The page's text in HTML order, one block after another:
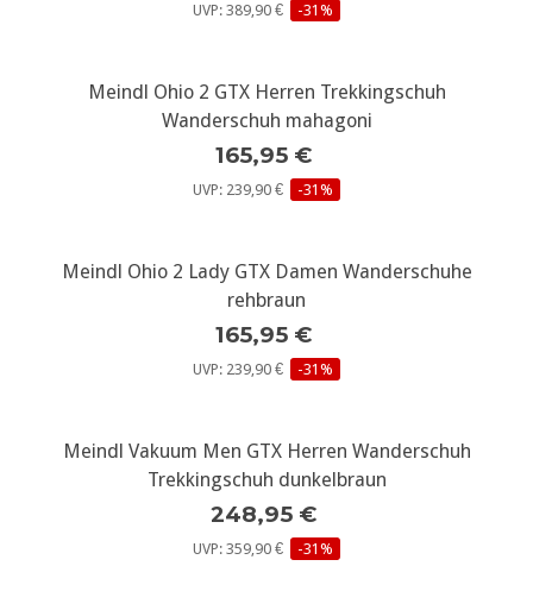
UVP: 389,90 € -31%
Meindl Ohio 2 GTX Herren Trekkingschuh
Wanderschuh mahagoni
165,95 €
UVP: 239,90 € -31%
Meindl Ohio 2 Lady GTX Damen Wanderschuhe
rehbraun
165,95 €
UVP: 239,90 € -31%
Meindl Vakuum Men GTX Herren Wanderschuh
Trekkingschuh dunkelbraun
248,95 €
UVP: 359,90 € -31%